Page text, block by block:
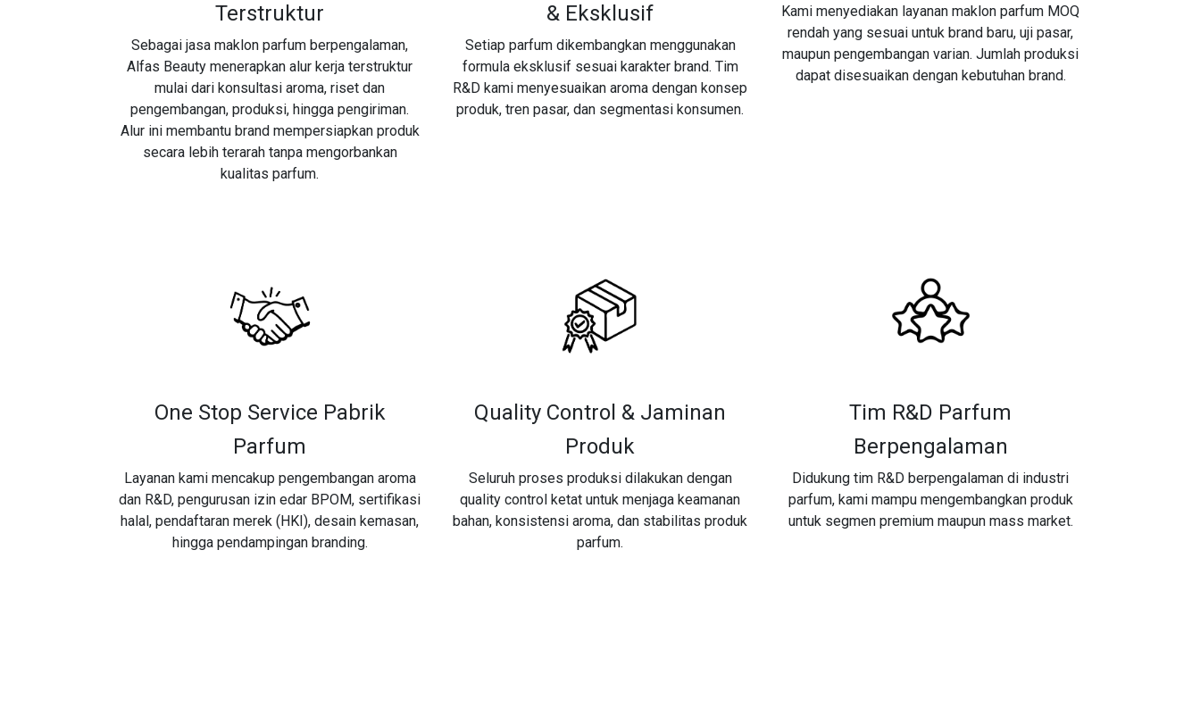
Terstruktur
Sebagai jasa maklon parfum berpengalaman,
Alfas Beauty menerapkan alur kerja terstruktur
mulai dari konsultasi aroma, riset dan
pengembangan, produksi, hingga pengiriman.
Alur ini membantu brand mempersiapkan produk
secara lebih terarah tanpa mengorbankan
kualitas parfum.
& Eksklusif
Setiap parfum dikembangkan menggunakan
formula eksklusif sesuai karakter brand. Tim
R&D kami menyesuaikan aroma dengan konsep
produk, tren pasar, dan segmentasi konsumen.
Kami menyediakan layanan maklon parfum MOQ
rendah yang sesuai untuk brand baru, uji pasar,
maupun pengembangan varian. Jumlah produksi
dapat disesuaikan dengan kebutuhan brand.
One Stop Service Pabrik
Parfum
Layanan kami mencakup pengembangan aroma
dan R&D, pengurusan izin edar BPOM, sertifikasi
halal, pendaftaran merek (HKI), desain kemasan,
hingga pendampingan branding.
Quality Control & Jaminan
Produk
Seluruh proses produksi dilakukan dengan
quality control ketat untuk menjaga keamanan
bahan, konsistensi aroma, dan stabilitas produk
parfum.
Tim R&D Parfum
Berpengalaman
Didukung tim R&D berpengalaman di industri
parfum, kami mampu mengembangkan produk
untuk segmen premium maupun mass market.